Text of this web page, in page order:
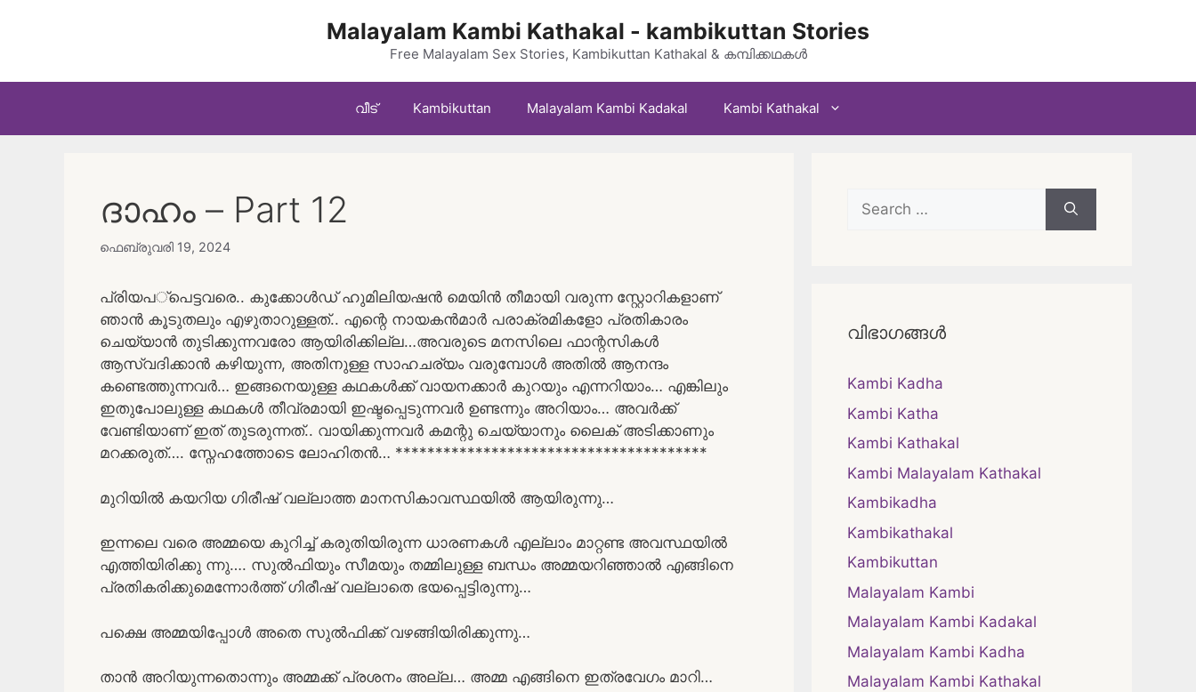
Malayalam Kambi Kathakal - kambikuttan Stories
Free Malayalam Sex Stories, Kambikuttan Kathakal & കമ്പിക്കഥകൾ
വീട് Kambikuttan Malayalam Kambi Kadakal Kambi Kathakal
ദാഹം – Part 12
ഫെബ്രുവരി 19, 2024
പ്രിയപ്പെട്ടവരെ.. കുക്കോൾഡ് ഹുമിലിയഷൻ മെയിൻ തീമായി വരുന്ന സ്റ്റോറികളാണ്
ഞാൻ കൂടുതലും എഴുതാറുള്ളത്.. എന്റെ നായകൻമാർ പരാക്രമികളോ പ്രതികാരം
ചെയ്യാൻ തുടിക്കുന്നവരോ ആയിരിക്കില്ല…അവരുടെ മനസിലെ ഫാന്റസികൾ
ആസ്വദിക്കാൻ കഴിയുന്ന, അതിനുള്ള സാഹചര്യം വരുമ്പോൾ അതിൽ ആനന്ദം
കണ്ടെത്തുന്നവർ… ഇങ്ങനെയുള്ള കഥകൾക്ക് വായനക്കാർ കുറയും എന്നറിയാം… എങ്കിലും
ഇതുപോലുള്ള കഥകൾ തീവ്രമായി ഇഷ്ടപ്പെടുന്നവർ ഉണ്ടന്നും അറിയാം… അവർക്ക്
വേണ്ടിയാണ് ഇത് തുടരുന്നത്.. വായിക്കുന്നവർ കമന്റു ചെയ്യാനും ലൈക് അടിക്കാണും
മറക്കരുത്…. സ്നേഹത്തോടെ ലോഹിതൻ… ***************************************
മുറിയിൽ കയറിയ ഗിരീഷ് വല്ലാത്ത മാനസികാവസ്ഥയിൽ ആയിരുന്നു…
ഇന്നലെ വരെ അമ്മയെ കുറിച്ച് കരുതിയിരുന്ന ധാരണകൾ എല്ലാം മാറ്റണ്ട അവസ്ഥയിൽ
എത്തിയിരിക്കു ന്നു…. സുൽഫിയും സീമയും തമ്മിലുള്ള ബന്ധം അമ്മയറിഞ്ഞാൽ എങ്ങിനെ
പ്രതികരിക്കുമെന്നോർത്ത് ഗിരീഷ് വല്ലാതെ ഭയപ്പെട്ടിരുന്നു…
പക്ഷെ അമ്മയിപ്പോൾ അതെ സുൽഫിക്ക് വഴങ്ങിയിരിക്കുന്നു…
താൻ അറിയുന്നതൊന്നും അമ്മക്ക് പ്രശനം അല്ല… അമ്മ എങ്ങിനെ ഇത്രവേഗം മാറി…
Search
for:
വിഭാഗങ്ങൾ
Kambi Kadha
Kambi Katha
Kambi Kathakal
Kambi Malayalam Kathakal
Kambikadha
Kambikathakal
Kambikuttan
Malayalam Kambi
Malayalam Kambi Kadakal
Malayalam Kambi Kadha
Malayalam Kambi Kathakal